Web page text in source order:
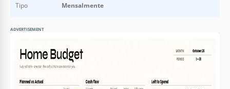
Tipo
Mensalmente
ADVERTISEMENT
Especificações do modelo
Formato
Google Sheets, Microsoft Excel